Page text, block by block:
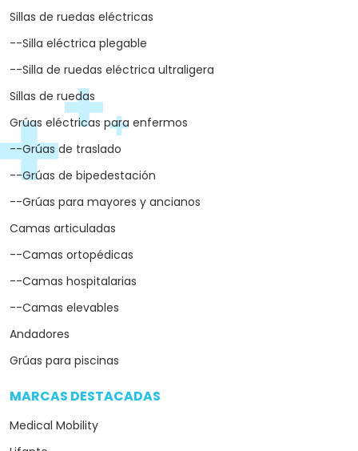
Sillas de ruedas eléctricas
--Silla eléctrica plegable
--Silla de ruedas eléctrica ultraligera
Sillas de ruedas
Grúas eléctricas para enfermos
--Grúas de traslado
--Grúas de bipedestación
--Grúas para mayores y ancianos
Camas articuladas
--Camas ortopédicas
--Camas hospitalarias
--Camas elevables
Andadores
Grúas para piscinas
MARCAS DESTACADAS
Medical Mobility